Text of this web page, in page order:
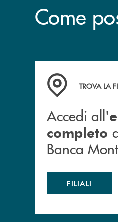
Come
Accedi all' elenco
TROVA LA
Accedi all'
completo
Banca
FILIALI